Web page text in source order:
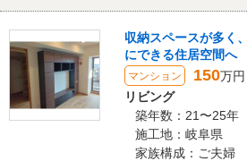
ありがとうございます。住みながらの工
中は生活の支障をきたしたり、何かとご
す。
ただ、以前より快適に安全に過ごせると
時にお伝えいただけましたので、社員関
今後とも末永いお付き合いをどうぞよろ
収納スペースが多く
にできる住居空間へ
マンション 150万円
リビング
築年数：21〜25年
施工地：岐阜県
家族構成：ご夫婦